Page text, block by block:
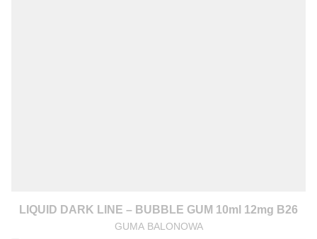
LIQUID DARK LINE – BUBBLE GUM 10ml 12mg B26
GUMA BALONOWA